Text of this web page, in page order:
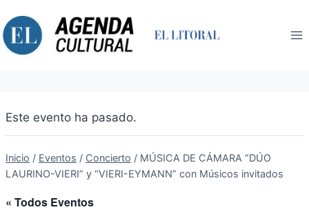
al
contenido
Este evento ha pasado.
Inicio / Eventos / Concierto / MÚSICA DE CÁMARA “DÚO
LAURINO-VIERI” y “VIERI-EYMANN” con Músicos invitados
« Todos Eventos